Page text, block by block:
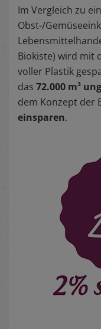
Im Vergleich zu
Obst-/
Biokiste) wird mit
voller Plastik
das 72.000 m³
dem Konzept der
einsparen.